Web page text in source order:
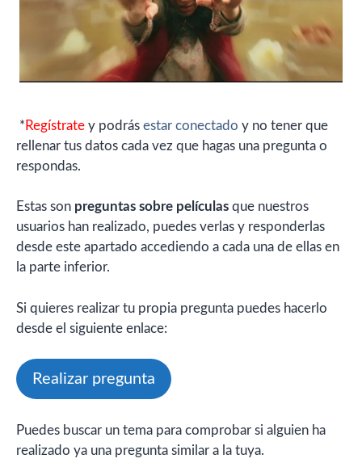
* Regístrate y podrás estar conectado y no tener que
rellenar tus datos cada vez que hagas una pregunta o
respondas.
Estas son preguntas sobre películas que nuestros
usuarios han realizado, puedes verlas y responderlas
desde este apartado accediendo a cada una de ellas en
la parte inferior.
Si quieres realizar tu propia pregunta puedes hacerlo
desde el siguiente enlace:
Realizar pregunta
Puedes buscar un tema para comprobar si alguien ha
realizado ya una pregunta similar a la tuya.